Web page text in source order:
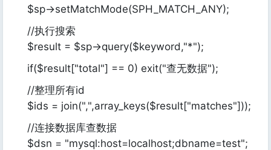
$sp->setMatchMode(SPH_MATCH_ANY);
//执行搜索
$result = $sp->query($keyword,"*");
if($result["total"] == 0) exit("查无数据");
//整理所有id
$ids = join(",",array_keys($result["matches"]));
//连接数据库查数据
$dsn = "mysql:host=localhost;dbname=test";